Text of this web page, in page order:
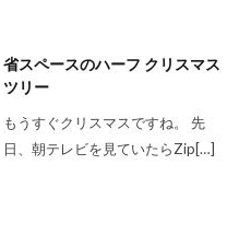
省スペースのハーフ クリスマス
ツリー
もうすぐクリスマスですね。 先
日、朝テレビを見ていたらZip[…]